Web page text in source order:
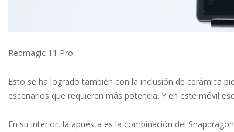
Redmagic 11 Pro
Esto se ha logrado también con la inclusión de cerámica
escenarios que requieren más potencia. Y en este móvil
En su interior, la apuesta es la combinación del